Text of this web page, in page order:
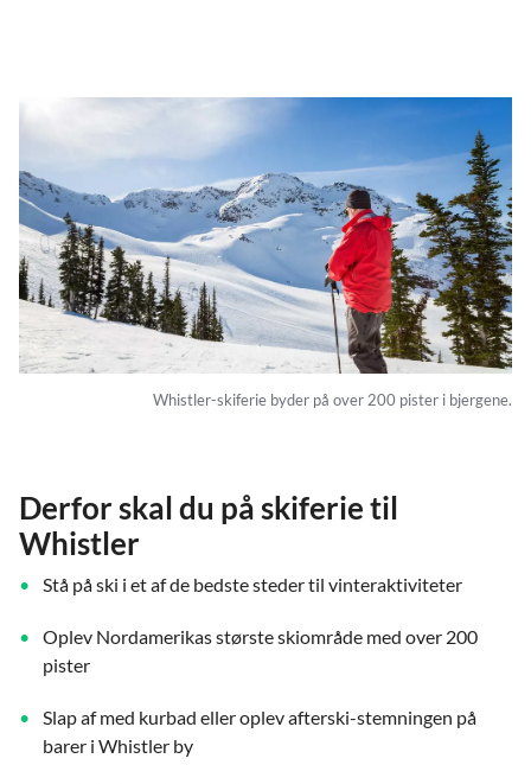
Whistler-skiferie byder på over 200 pister i bjergene.
Derfor skal du på skiferie til
Whistler
Stå på ski i et af de bedste steder til vinteraktiviteter
Oplev Nordamerikas største skiområde med over 200
pister
Slap af med kurbad eller oplev afterski-stemningen på
barer i Whistler by